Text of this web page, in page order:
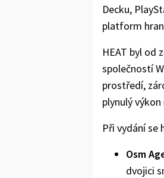
Decku,
platform
HEAT byl od
společností
prostředí,
plynulý
Při vydání se
Osm
dvojici